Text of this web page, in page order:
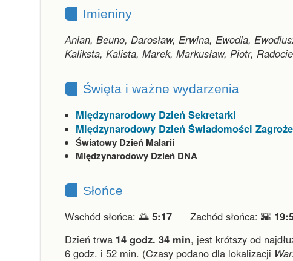
Imieniny
Anian, Beuno, Darosław, Erwina, Ewodia,
Kaliksta, Kalista, Marek, Markusław, Piotr,
Święta i ważne wydarzenia
Międzynarodowy Dzień Sekretarki
Międzynarodowy Dzień Świadomości
Światowy Dzień Malarii
Międzynarodowy Dzień DNA
Słońce
Wschód słońca: 🌅 5:17 Zachód słońca: 🌇
Dzień trwa 14 godz. 34 min, jest krótszy od
6 godz. i 52 min. (Czasy podano dla lokalizacji